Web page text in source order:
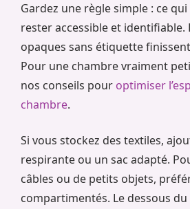
Gardez une règle simple : ce
rester accessible et identifiable.
opaques sans étiquette
Pour une chambre vraiment
nos conseils pour optimiser
chambre.
Si vous stockez des textiles,
respirante ou un sac adapté.
câbles ou de petits objets,
compartimentés. Le dessous